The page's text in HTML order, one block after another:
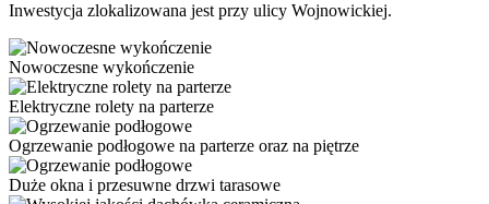
Inwestycja zlokalizowana jest przy ulicy Wojnowickiej.
Nowoczesne wykończenie
Elektryczne rolety na parterze
Ogrzewanie podłogowe na parterze oraz na piętrze
Duże okna i przesuwne drzwi tarasowe